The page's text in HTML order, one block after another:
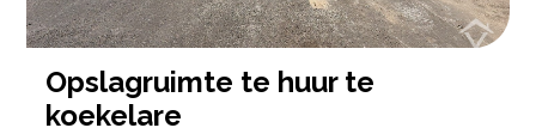
opslagruimte te huur te
koekelare